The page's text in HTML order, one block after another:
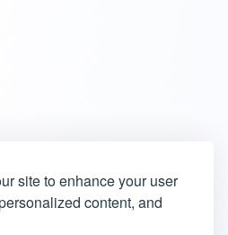
site to enhance your user
content, and